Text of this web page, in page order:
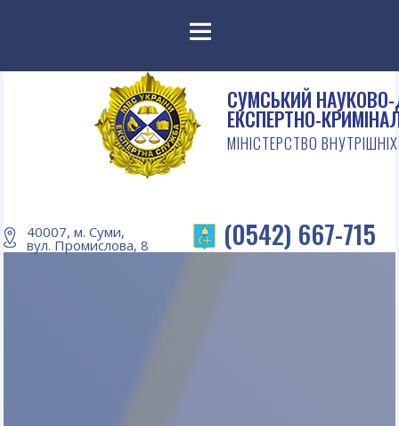
СУМСЬКИЙ
ЕКСПЕРТНО-
МІНІСТЕРСТВО
40007, м. Суми,
вул. Промислова, 8 (0542) 667-715